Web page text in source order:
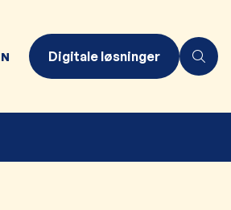
Digitale løsninger